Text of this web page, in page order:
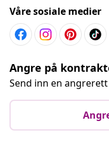
Våre sosiale medier
Angre på
Send inn en